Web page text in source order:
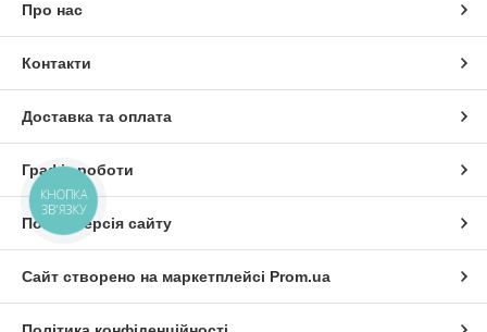
Про нас
Контакти
Доставка та оплата
Графік роботи
Повна версія сайту
Сайт створено на маркетплейсі Prom.ua
КНОПКА
ЗВ'ЯЗКУ